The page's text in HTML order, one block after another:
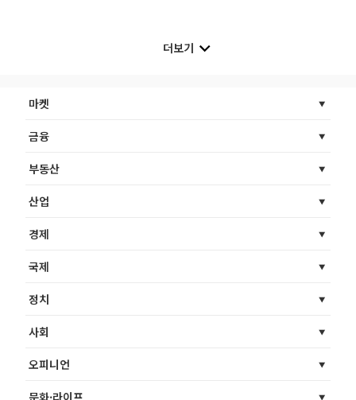
더보기
마켓
금융
부동산
산업
경제
국제
정치
사회
오피니언
문화·라이프